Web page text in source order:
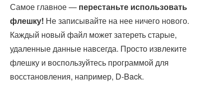
Самое главное — перестаньте использовать
флешку! Не записывайте на нее ничего нового.
Каждый новый файл может затереть старые,
удаленные данные навсегда. Просто извлеките
флешку и воспользуйтесь программой для
восстановления, например, D-Back.